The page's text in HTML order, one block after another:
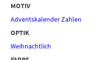
MOTIV
Adventskalender Zahlen
OPTIK
Weihnachtlich